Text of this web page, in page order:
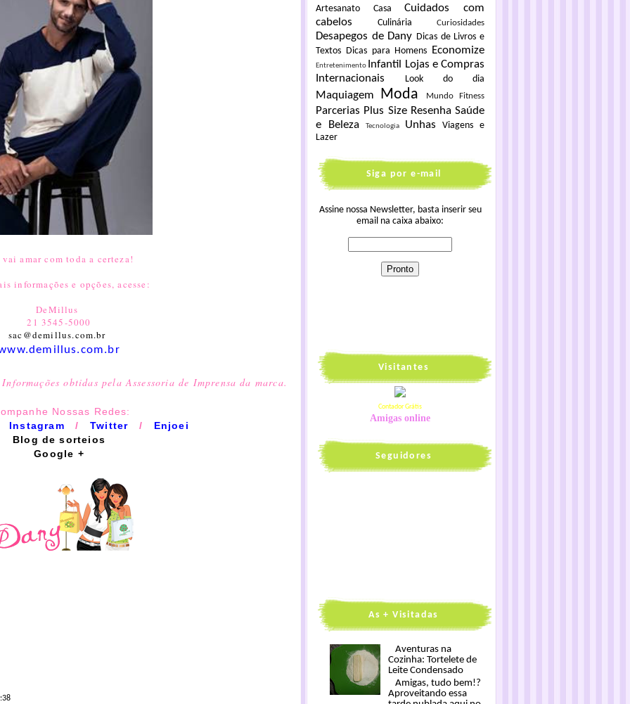
amar com toda a certeza!
informações e opções, acesse:
DeMillus
21 3545-5000
sac@demillus.com.br
obtidas pela Assessoria de Imprensa da marca.
Nossas Redes:
Instagram /​​Twitter / Enjoei
Blog de sorteios
Google +
Artesanato Casa
Cuidados com
cabelos
Culinária Curiosidades
Desapegos de Dany Dicas de Livros e
Textos Dicas para Homens Economize
Entretenimento Infantil
Lojas e Compras
Internacionais
Look do dia
Maquiagem Moda Mundo Fitness
Parcerias Plus Size Resenha Saúde
e Beleza
Tecnologia Unhas
Viagens e
Lazer
Siga por e-mail
Assine nossa Newsletter, basta inserir seu
email na caixa abaixo:
Visitantes
Contador Grátis
Amigas online
Seguidores
As + Visitadas
Aventuras na
Cozinha: Tortelete de
Leite Condensado
Amigas, tudo bem!?
Aproveitando essa